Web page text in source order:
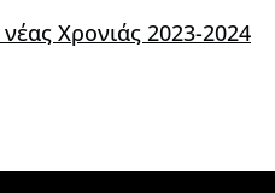
Χρονιάς 2023-2024